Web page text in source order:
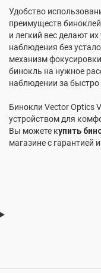
Удобство
преимуществ
и легкий вес делают
наблюдения без
механизм
бинокль на нужное
наблюдении за
Бинокли Vector Optics
устройством для
Вы можете купить
магазине с гарантией